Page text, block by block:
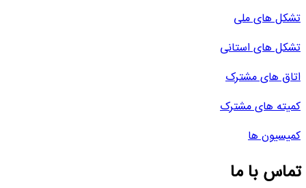
تشکل های ملی
تشکل های استانی
اتاق های مشترک
کمیته های مشترک
کمیسیون ها
تماس با ما